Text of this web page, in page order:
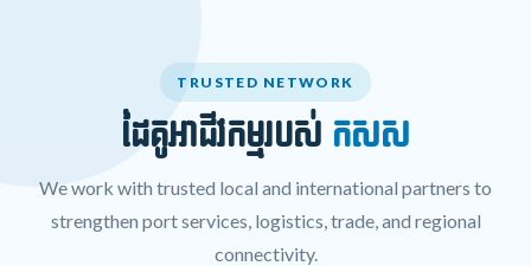
TRUSTED NETWORK
ដៃគូអាជីវកម្មរបស់ កសស
We work with trusted local and international partners to
strengthen port services, logistics, trade, and regional
connectivity.